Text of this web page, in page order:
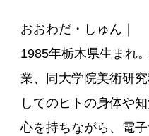
おおわだ・しゅん｜
1985年栃木県生まれ
業、同大学院美術研
してのヒトの身体や
心を持ちながら、電